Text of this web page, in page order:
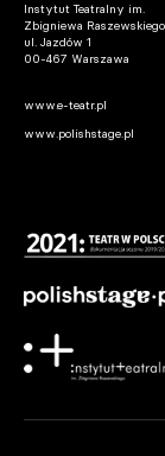
Instytut Teatralny im.
Zbigniewa Raszewskiego
ul. Jazdów 1
00-467 Warszawa
www.e-teatr.pl
www.polishstage.pl